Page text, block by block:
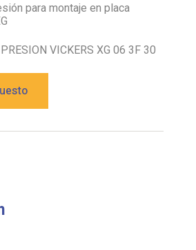
para montaje en placa
PRESION VICKERS XG 06 3F 30